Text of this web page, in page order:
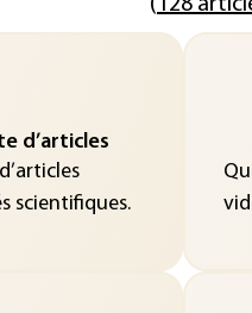
(128
d’articles
scientifiques.